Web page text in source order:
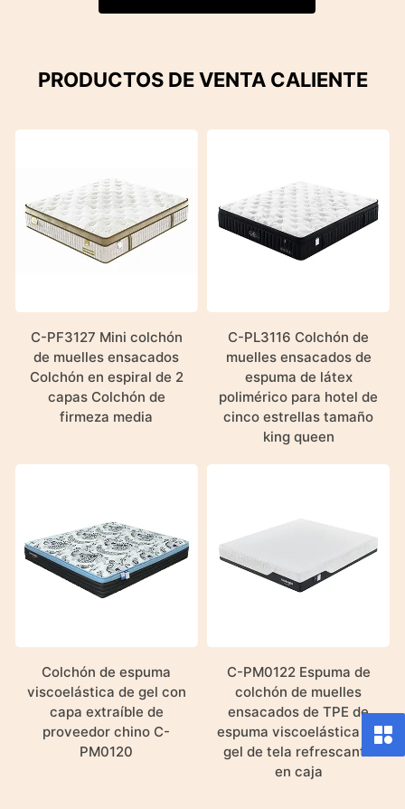
PRODUCTOS DE VENTA CALIENTE
C-PF3127 Mini colchón
de muelles ensacados
Colchón en espiral de 2
capas Colchón de
firmeza media
C-PL3116 Colchón de
muelles ensacados de
espuma de látex
polimérico para hotel de
cinco estrellas tamaño
king queen
Colchón de espuma
viscoelástica de gel con
capa extraíble de
proveedor chino C-
PM0120
C-PM0122 Espuma de
colchón de muelles
ensacados de TPE de
espuma viscoelástica de
gel de tela refrescante
en caja